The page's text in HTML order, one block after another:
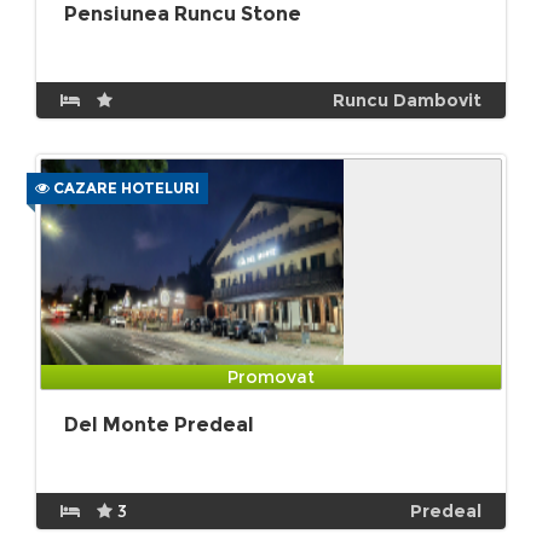
Pensiunea Runcu Stone
Runcu Dambovit
CAZARE HOTELURI
Promovat
Del Monte Predeal
3 Predeal